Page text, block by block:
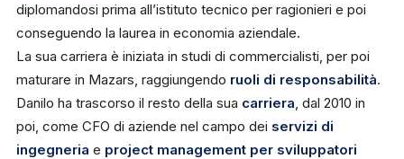
diplomandosi prima all’istituto tecnico per ragionieri e poi
conseguendo la laurea in economia aziendale.
La sua carriera è iniziata in studi di commercialisti, per poi
maturare in Mazars, raggiungendo ruoli di responsabilità.
Danilo ha trascorso il resto della sua carriera, dal 2010 in
poi, come CFO di aziende nel campo dei servizi di
ingegneria e project management per sviluppatori